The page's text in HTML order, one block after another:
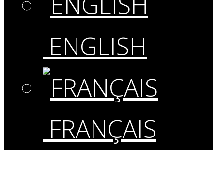
ENGLISH
FRANÇAIS